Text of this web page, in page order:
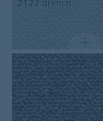
2122 drench